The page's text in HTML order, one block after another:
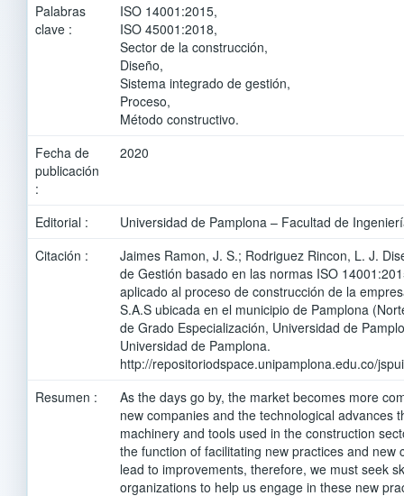
Palabras
clave :
ISO 14001:2015,
ISO 45001:2018,
Sector de la construcción,
Diseño,
Sistema integrado de gestión,
Proceso,
Método constructivo.
Fecha de
publicación
:
2020
Editorial :
Universidad de Pamplona – Facultad de
Citación :
Jaimes Ramon, J. S.; Rodriguez Rincon, L. J.
de Gestión basado en las normas ISO
aplicado al proceso de construcción de la
S.A.S ubicada en el municipio de Pamplona
de Grado Especialización, Universidad de
Universidad de Pamplona.
http://repositoriodspace.unipamplona.edu.co/
Resumen :
As the days go by, the market becomes more
new companies and the technological advances
machinery and tools used in the construction
the function of facilitating new practices and new
lead to improvements, therefore, we must seek
organizations to help us engage in these new